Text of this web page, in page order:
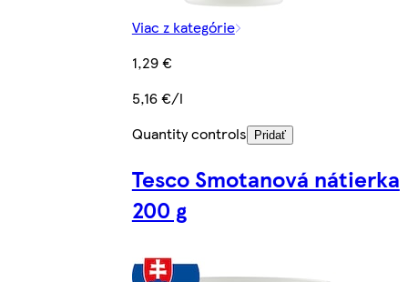
Viac z kategórie
1,29 €
5,16 €/l
Quantity controls
Pridať
Tesco Smotanová nátierka
200 g